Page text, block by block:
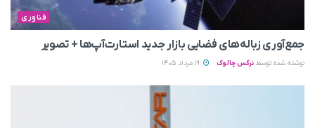
فناوری
جمع‌آوری زباله‌های فضایی بازار جدید استارت‌آپ‌ها + تصویر
نوشته شده توسط نرگس چالوک 19 مرداد 1405